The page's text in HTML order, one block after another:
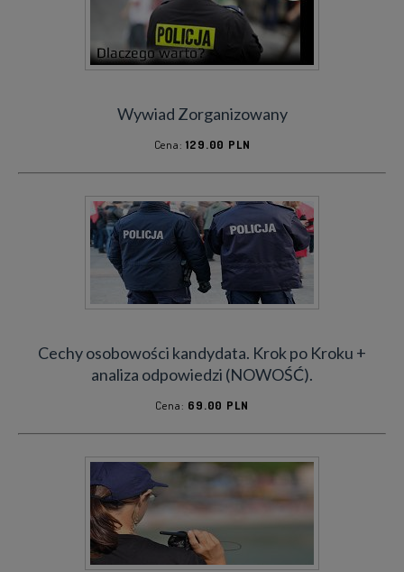
NIE DAJ ROBIĆ Z SIEBIE...
NAPISZ E-MAIL
POLITYKA PRYWATNOŚCI
POLITYKA COOKIES
Wywiad Zorganizowany
Cena:129.00 PLN
Cechy osobowości kandydata. Krok po Kroku +
analiza odpowiedzi (NOWOŚĆ).
Cena: 69.00 PLN